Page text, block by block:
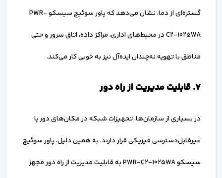
گستره‌ای از دما، نشان می‌دهد که پاور سوئیچ سیسکو PWR-
C2-1025WA در محیط‌های اداری، مراکز داده، اتاق سرور و حتی
مناطق با تهویه نه‌چندان ایده‌آل نیز به خوبی کار می‌کند.
۷. قابلیت مدیریت از راه دور
در بسیاری از سازمان‌ها، تجهیزات شبکه در مکان‌های دور یا
غیرقابل‌دسترسی فیزیکی قرار دارند. به همین دلیل، پاور سوئیچ
سیسکو PWR-C2-1025WA به قابلیت مدیریت از راه دور مجهز